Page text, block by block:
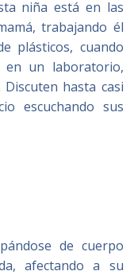
niña está en las
trabajando él
plásticos, cuando
en un laboratorio,
hasta casi
escuchando sus
de cuerpo
afectando a su